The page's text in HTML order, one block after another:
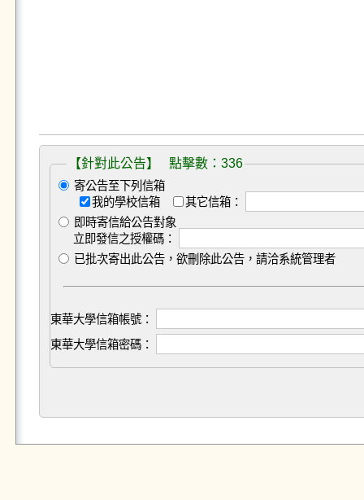
【針對此公告】 點擊數：336
寄公告至下列信箱
我的學校信箱
其它信箱：
即時寄信給公告對象
立即發信之授權碼：
已批次寄出此公告，欲刪除此公告，請洽系統管理者
東華大學信箱帳號：
東華大學信箱密碼：